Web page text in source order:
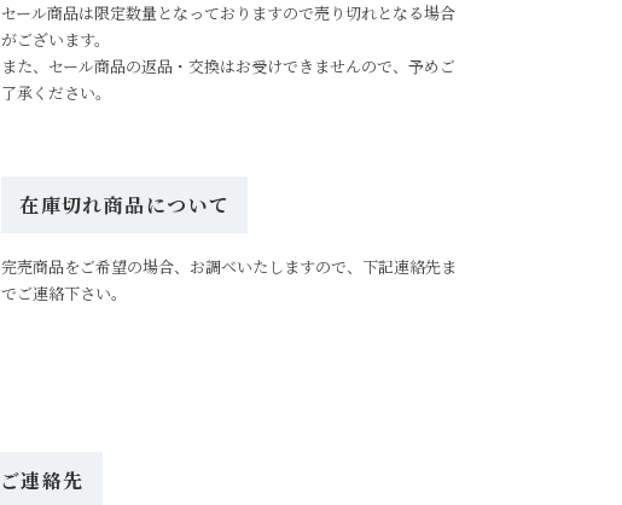
セール商品は限定数量となっておりますので売り切れとなる場合
がございます。
また、セール商品の返品・交換はお受けできませんので、予めご
了承ください。
在庫切れ商品について
完売商品をご希望の場合、お調べいたしますので、下記連絡先ま
でご連絡下さい。
ご連絡先